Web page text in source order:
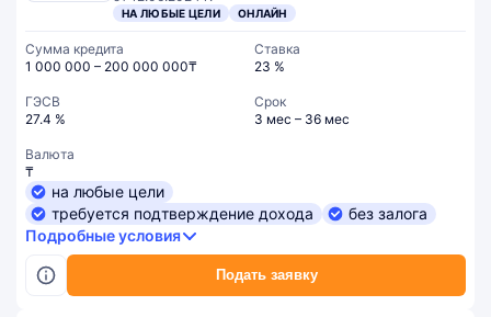
НА ЛЮБЫЕ ЦЕЛИ ОНЛАЙН
Подать заявку
Сумма кредита
1 000 000 – 200 000 000₸
Ставка
23 %
ГЭСВ
27.4 %
Срок
3 мес – 36 мес
Валюта
₸
на любые цели
требуется подтверждение дохода
без залога
Подробные условия